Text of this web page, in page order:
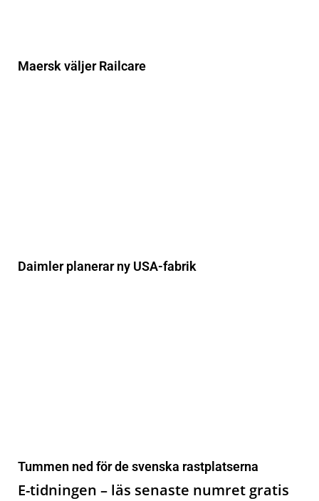
Maersk väljer Railcare
Daimler planerar ny USA-fabrik
Tummen ned för de svenska rastplatserna
E-tidningen – läs senaste numret gratis